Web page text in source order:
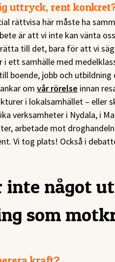
uttryck, rent
rättvisa här måste ha
är att vi inte kan vänta
till det, bara för att vi
i ett samhälle med
boende, jobb och
om vår rörelse innan
i lokalsamhället – eller
verksamheter i Nydala, i
arbetade mot
Vi tog plats! Också i
inte något
som